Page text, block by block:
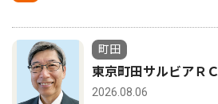
町田
東京町田サルビアＲＣ
2026.08.06